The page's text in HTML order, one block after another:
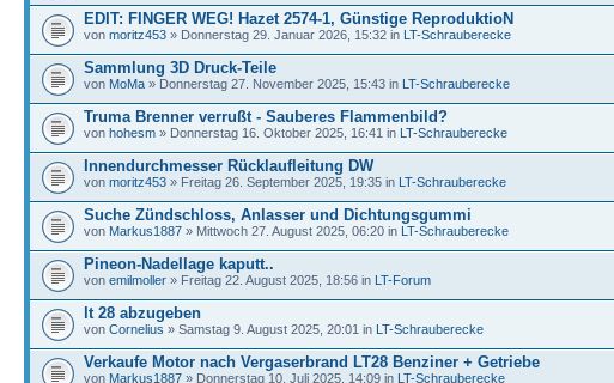
EDIT: FINGER WEG! Hazet 2574-1, Günstige ReproduktioN
von moritz453 » Donnerstag 29. Januar 2026, 15:32 in LT-Schrauberecke
Sammlung 3D Druck-Teile
von MoMa » Donnerstag 27. November 2025, 15:43 in LT-Schrauberecke
Truma Brenner verrußt - Sauberes Flammenbild?
von hohesm » Donnerstag 16. Oktober 2025, 16:41 in LT-Schrauberecke
Innendurchmesser Rücklaufleitung DW
von moritz453 » Freitag 26. September 2025, 19:35 in LT-Schrauberecke
Suche Zündschloss, Anlasser und Dichtungsgummi
von Markus1887 » Mittwoch 27. August 2025, 06:20 in LT-Schrauberecke
Pineon-Nadellage kaputt..
von emilmoller » Freitag 22. August 2025, 18:56 in LT-Forum
lt 28 abzugeben
von Cornelius » Samstag 9. August 2025, 20:01 in LT-Schrauberecke
Verkaufe Motor nach Vergaserbrand LT28 Benziner + Getriebe
von Markus1887 » Donnerstag 10. Juli 2025, 14:09 in LT-Schrauberecke